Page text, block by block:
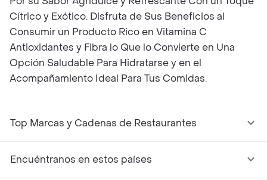
Cítrico y Exótico. Disfruta de Sus Beneficios al
Consumir un Producto Rico en Vitamina C
Antioxidantes y Fibra lo Que lo Convierte en Una
Opción Saludable Para Hidratarse y en el
Acompañamiento Ideal Para Tus Comidas.
Top Marcas y Cadenas de Restaurantes
Encuéntranos en estos países